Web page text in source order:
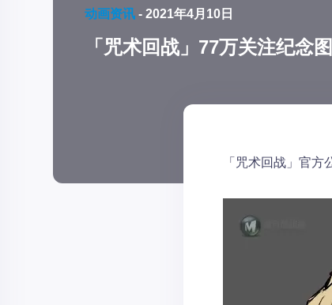
动画资讯 - 2021年4月10日
「咒术回战」77万关注纪念
「咒术回战」官方